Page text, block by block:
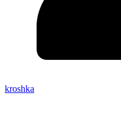
kroshka